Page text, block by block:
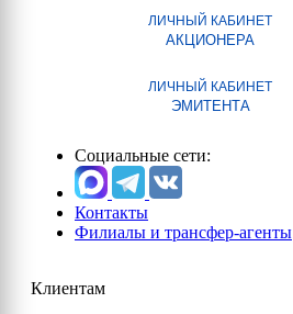
ЛИЧНЫЙ КАБИНЕТ
АКЦИОНЕРА
ЛИЧНЫЙ КАБИНЕТ
ЭМИТЕНТА
Социальные сети:
Контакты
Филиалы и трансфер-агенты
Клиентам